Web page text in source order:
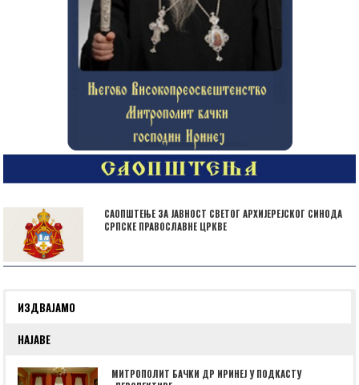
САОПШТЕЊЕ ЗА ЈАВНОСТ СВЕТОГ АРХИЈЕРЕЈСКОГ СИНОДА
СРПСКЕ ПРАВОСЛАВНЕ ЦРКВЕ
ИЗДВАЈАМО
НАЈАВЕ
МИТРОПОЛИТ БАЧКИ ДР ИРИНЕЈ У ПОДКАСТУ